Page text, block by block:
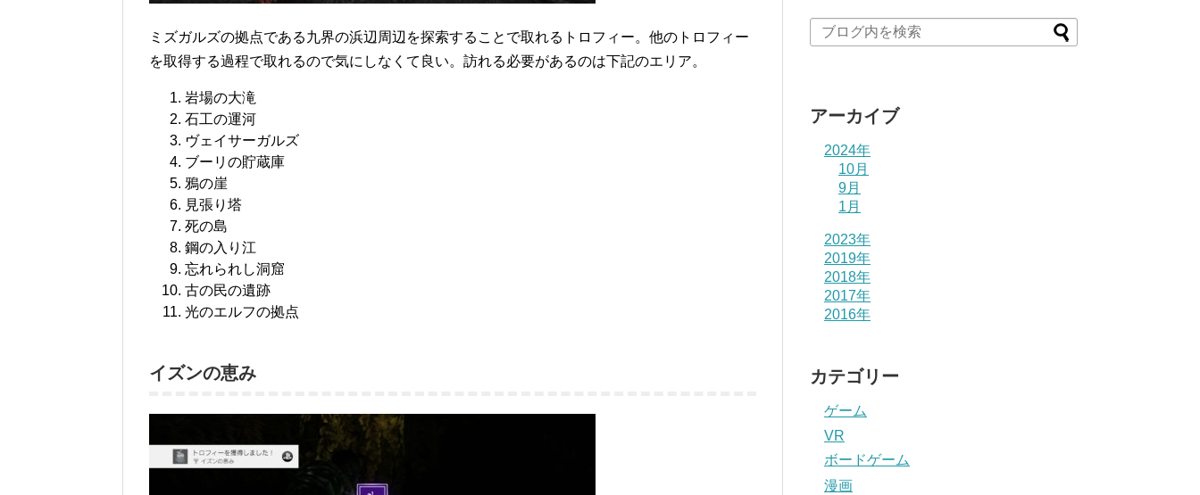
ミズガルズの拠点である九界の浜辺周辺を探索することで取れるトロフィー。他のトロフィー
を取得する過程で取れるので気にしなくて良い。訪れる必要があるのは下記のエリア。
岩場の大滝
石工の運河
ヴェイサーガルズ
ブーリの貯蔵庫
鴉の崖
見張り塔
死の島
鋼の入り江
忘れられし洞窟
古の民の遺跡
光のエルフの拠点
イズンの恵み
アーカイブ
2024年
10月
9月
1月
2023年
2019年
2018年
2017年
2016年
カテゴリー
ゲーム
VR
ボードゲーム
漫画